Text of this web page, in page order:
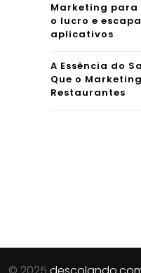
Marketing
o lucro e
aplicativos
A Essência do
Que o
Restaurantes